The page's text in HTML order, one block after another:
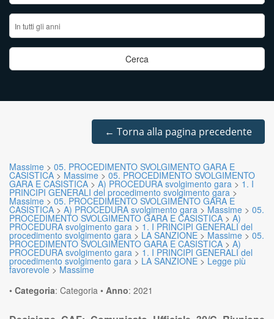
← Torna alla pagina precedente
Massime > 05. PROCEDIMENTO SVOLGIMENTO GARA E
CASISTICA > Massime > 05. PROCEDIMENTO SVOLGIMENTO
GARA E CASISTICA > A) PROCEDURA svolgimento gara > 1. I
PRINCIPI GENERALI del procedimento svolgimento gara >
Massime > 05. PROCEDIMENTO SVOLGIMENTO GARA E
CASISTICA > A) PROCEDURA svolgimento gara > Massime > 05.
PROCEDIMENTO SVOLGIMENTO GARA E CASISTICA > A)
PROCEDURA svolgimento gara > 1. I PRINCIPI GENERALI del
procedimento svolgimento gara > LA SANZIONE > Massime > 05.
PROCEDIMENTO SVOLGIMENTO GARA E CASISTICA > A)
PROCEDURA svolgimento gara > 1. I PRINCIPI GENERALI del
procedimento svolgimento gara > LA SANZIONE > Legge più
favorevole > Massime
• Categoria: Categoria • Anno: 2021